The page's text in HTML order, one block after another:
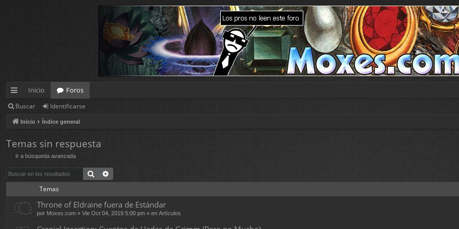
nl
ac
es
rá
pi
os
Inicio
Foros
Buscar Identificarse
Inicio Índice general
Temas sin respuesta
Ir a búsqueda avanzada
Buscar
Temas
Throne of Eldraine fuera de Estándar
por Moxes.com » Vie Oct 04, 2019 5:00 pm » en Artículos